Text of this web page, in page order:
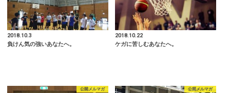
2018.10.3
負けん気の強いあなたへ。
2018.10.22
ケガに苦しむあなたへ。
公開メルマガ 公開メルマガ